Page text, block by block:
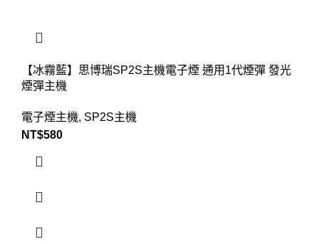
【冰霧藍】思博瑞SP2S主機電子煙 通用1代煙彈 發光
煙彈主機
電子煙主機, SP2S主機
NT$580